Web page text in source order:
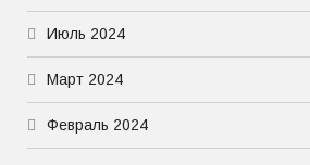
Июль 2024
Март 2024
Февраль 2024